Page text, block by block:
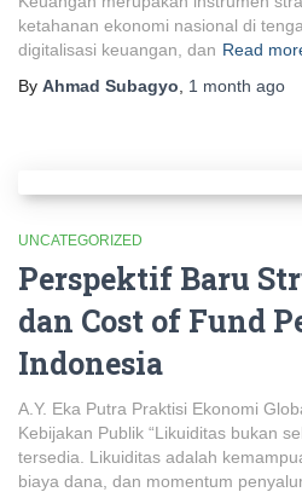
ketahanan ekonomi nasional di
digitalisasi keuangan, dan Read
By Ahmad Subagyo 1 month ago
UNCATEGORIZED
Perspektif Baru
dan Cost of Fund
Indonesia
A.Y. Eka Putra Praktisi Ekonomi
Kebijakan Publik “Likuiditas bukan
tersedia. Likuiditas adalah
biaya dana, dan momentum